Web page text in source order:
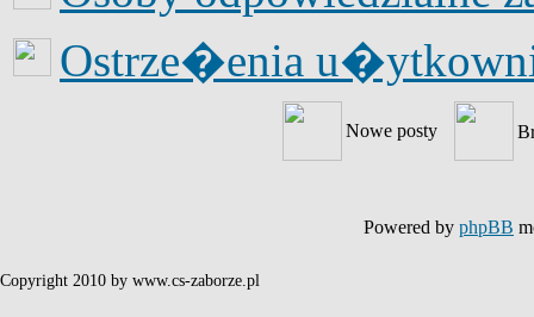
Ostrze�enia
Nowe posty
Powered by phpBB
Copyright 2010 by www.cs-zaborze.pl